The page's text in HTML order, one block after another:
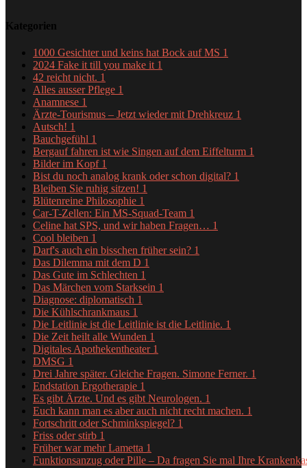
Kategorien
1000 Gesichter und keins hat Bock auf MS 1
2024 Fake it till you make it 1
42 reicht nicht. 1
Alles ausser Pflege 1
Anamnese 1
Ärzte-Tourismus – Jetzt wieder mit Drehkreuz 1
Autsch! 1
Bauchgefühl 1
Bergauf fahren ist wie Singen auf dem Eiffelturm 1
Bilder im Kopf 1
Bist du noch analog krank oder schon digital? 1
Bleiben Sie ruhig sitzen! 1
Blütenreine Philosophie 1
Car-T-Zellen: Ein MS-Squad-Team 1
Celine hat SPS, und wir haben Fragen… 1
Cool bleiben 1
Darf's auch ein bisschen früher sein? 1
Das Dilemma mit dem D 1
Das Gute im Schlechten 1
Das Märchen vom Starksein 1
Diagnose: diplomatisch 1
Die Kühlschrankmaus 1
Die Leitlinie ist die Leitlinie ist die Leitlinie. 1
Die Zeit heilt alle Wunden 1
Digitales Apothekentheater 1
DMSG 1
Drei Jahre später. Gleiche Fragen. Simone Ferner. 1
Endstation Ergotherapie 1
Es gibt Ärzte. Und es gibt Neurologen. 1
Euch kann man es aber auch nicht recht machen. 1
Fortschritt oder Schminkspiegel? 1
Friss oder stirb 1
Früher war mehr Lametta 1
Funktionsanzug oder Pille – Da fragen Sie mal Ihre